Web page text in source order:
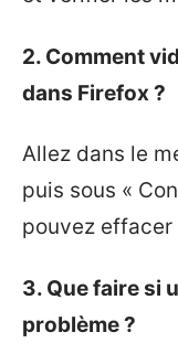
2. Comment
dans Firefox ?
Allez dans le
puis sous «
pouvez effacer
3. Que faire si
problème ?